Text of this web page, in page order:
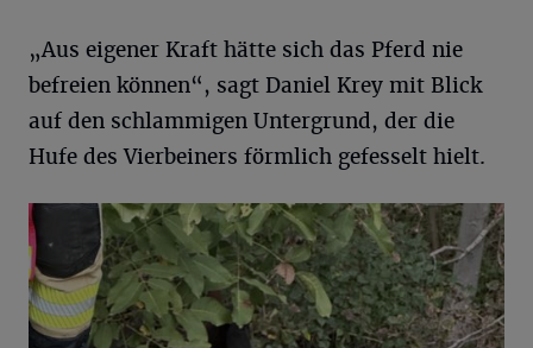
„Aus eigener Kraft hätte sich das Pferd nie
befreien können“, sagt Daniel Krey mit Blick
auf den schlammigen Untergrund, der die
Hufe des Vierbeiners förmlich gefesselt hielt.